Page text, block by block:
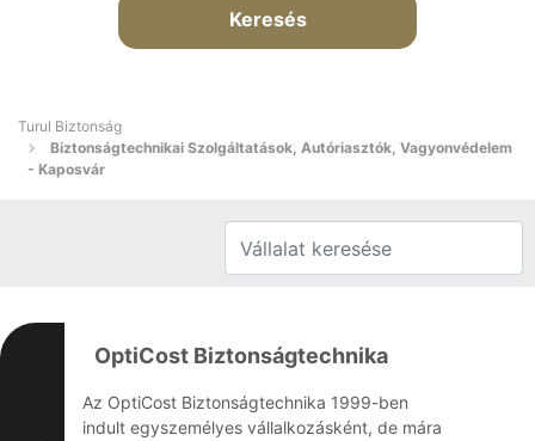
Keresés
Turul Biztonság
Biztonságtechnikai Szolgáltatások, Autóriasztók, Vagyonvédelem
- Kaposvár
OptiCost Biztonságtechnika
Az OptiCost Biztonságtechnika 1999-ben
indult egyszemélyes vállalkozásként, de mára